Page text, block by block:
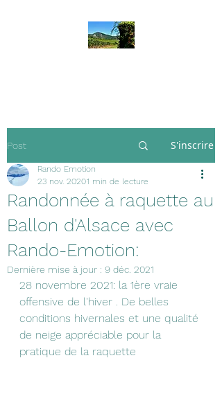
Post S'inscrire
Randonnée à raquette au
Ballon d'Alsace avec
Rando-Emotion:
Rando Emotion
23 nov. 20201 min de lecture
Dernière mise à jour : 9 déc. 2021
28 novembre 2021: la 1ère vraie
offensive de l'hiver . De belles
conditions hivernales et une qualité
de neige appréciable pour la
pratique de la raquette